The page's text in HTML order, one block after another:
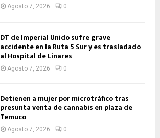
Agosto 7, 2026 0
DT de Imperial Unido sufre grave
accidente en la Ruta 5 Sur y es trasladado
al Hospital de Linares
Agosto 7, 2026 0
Detienen a mujer por microtráfico tras
presunta venta de cannabis en plaza de
Temuco
Agosto 7, 2026 0